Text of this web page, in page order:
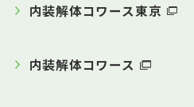
内装解体コワース東京
内装解体コワース